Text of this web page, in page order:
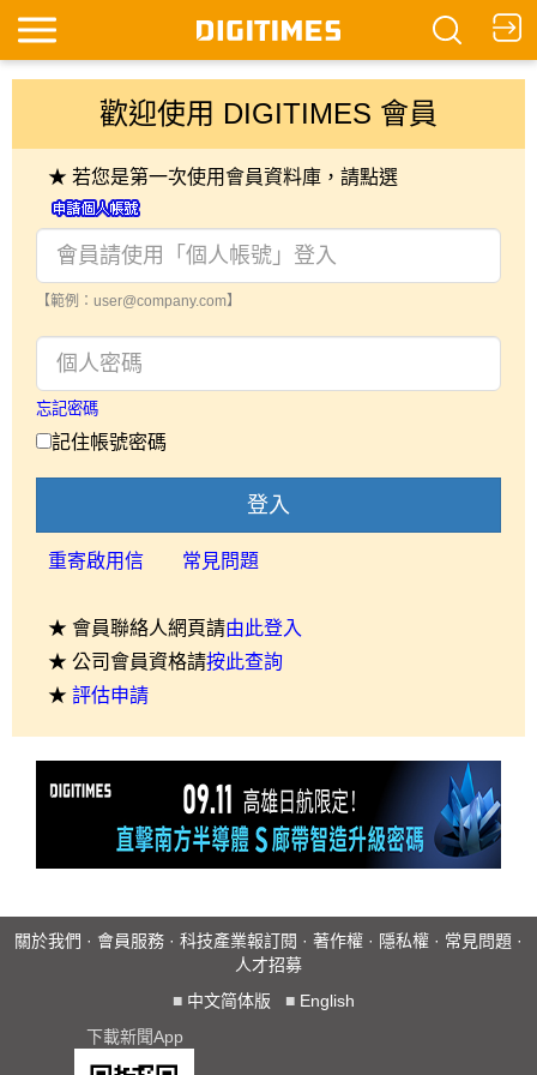
歡迎使用 DIGITIMES 會員
★ 若您是第一次使用會員資料庫，請點選
【範例：user@company.com】
忘記密碼
記住帳號密碼
登入
重寄啟用信 常見問題
★ 會員聯絡人網頁請由此登入
★ 公司會員資格請按此查詢
★ 評估申請
關於我們 · 會員服務 · 科技產業報訂閱 · 著作權 · 隱私權 · 常見問題 ·
人才招募
■ 中文简体版 ■ English
下載新聞App